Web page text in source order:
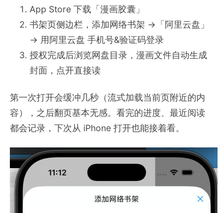
App Store 下载「漫画胶囊」
书架页侧边栏，添加网络书架 →「阿里云盘」
→ 用阿里云盘 手机号&验证码登录
授权完成后浏览网盘目录，漫画文件自动生成
封面，点开直接读
第一次打开会缓冲几秒（流式加载当前页附近的内
容），之后翻页基本无感。看完的进度、最近阅读
都会记录，下次从 iPhone 打开也能接着看。